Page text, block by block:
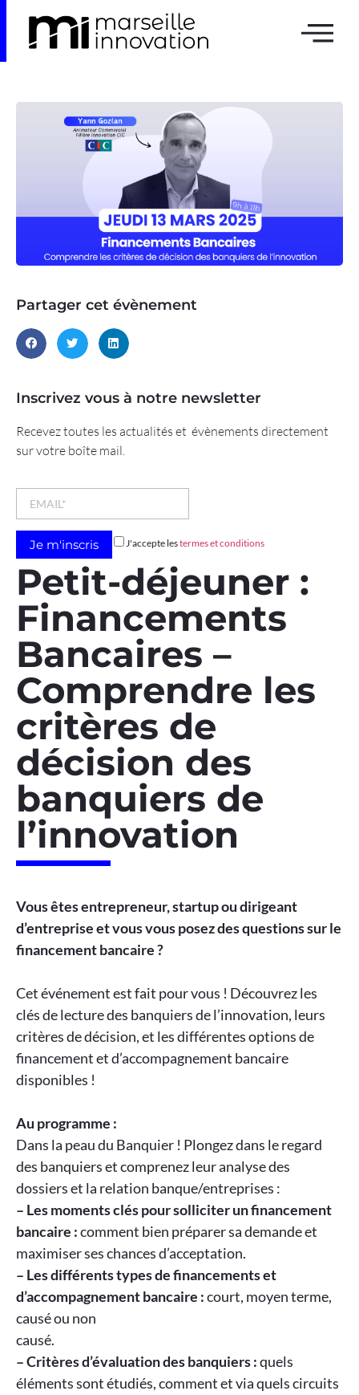
Partager cet évènement
Inscrivez vous à notre newsletter
Recevez toutes les actualités et évènements directement
sur votre boîte mail.
J'accepte lestermes et conditions
Petit-déjeuner :
Financements
Bancaires –
Comprendre les
critères de
décision des
banquiers de
l’innovation
Vous êtes entrepreneur, startup ou dirigeant
d’entreprise et vous vous posez des questions sur le
financement bancaire ?
Cet événement est fait pour vous ! Découvrez les
clés de lecture des banquiers de l’innovation, leurs
critères de décision, et les différentes options de
financement et d’accompagnement bancaire
disponibles !
Au programme :
Dans la peau du Banquier ! Plongez dans le regard
des banquiers et comprenez leur analyse des
dossiers et la relation banque/entreprises :
– Les moments clés pour solliciter un financement
bancaire :comment bien préparer sa demande et
maximiser ses chances d’acceptation.
– Les différents types de financements et
d’accompagnement bancaire :court, moyen terme,
causé ou non
causé.
– Critères d’évaluation des banquiers :quels
éléments sont étudiés, comment et via quels circuits